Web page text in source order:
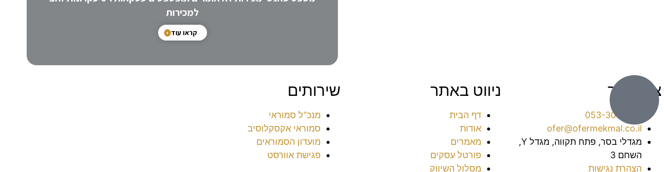
למכירות
קראו עוד
צור קשר
053-3016038⁩
ofer@ofermekmal.co.il
מגדלי בסר, פתח תקווה, מגדל Y,
השחם 3
הצהרת נגישות
ניווט באתר
דף הבית
אודות
מאמרים
פורטל עסקים
מסלול השיווק
שירותים
מנכ"ל סמוראי
סמוראי אקסקלוסיב
מועדון הסמוראים
פגישת אוורסט